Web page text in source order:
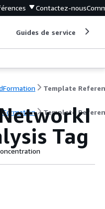
Contactez-nous
Guides de service
Template
Template
Tag